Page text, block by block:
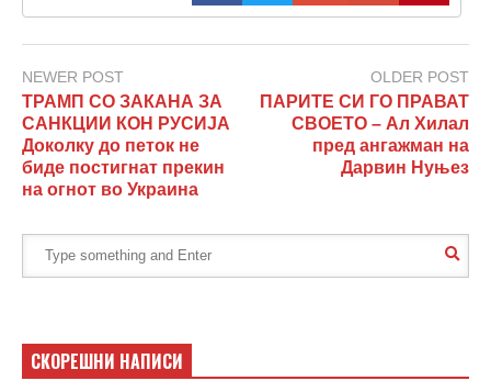
NEWER POST
ТРАМП СО ЗАКАНА ЗА
САНКЦИИ КОН РУСИЈА
Доколку до петок не
биде постигнат прекин
на огнот во Украина
OLDER POST
ПАРИТЕ СИ ГО ПРАВАТ
СВОЕТО – Ал Хилал
пред ангажман на
Дарвин Нуњез
СКОРЕШНИ НАПИСИ